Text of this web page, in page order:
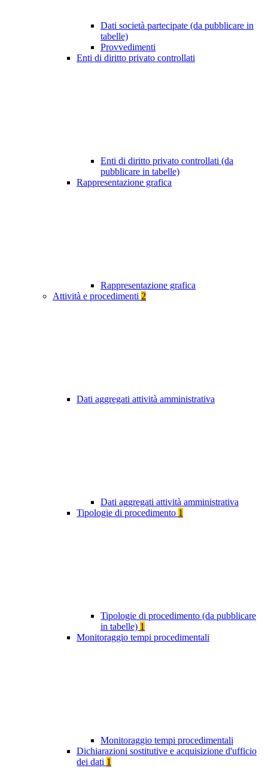
Dati società partecipate (da pubblicare in
tabelle)
Provvedimenti
Enti di diritto privato controllati
Enti di diritto privato controllati (da
pubblicare in tabelle)
Rappresentazione grafica
Rappresentazione grafica
Attività e procedimenti 2
Dati aggregati attività amministrativa
Dati aggregati attività amministrativa
Tipologie di procedimento 1
Tipologie di procedimento (da pubblicare
in tabelle) 1
Monitoraggio tempi procedimentali
Monitoraggio tempi procedimentali
Dichiarazioni sostitutive e acquisizione d'ufficio
dei dati 1